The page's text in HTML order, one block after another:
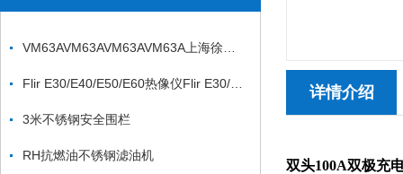
3米不锈钢安全围栏
RH抗燃油不锈钢滤油机
详情介绍
双头100A双极充